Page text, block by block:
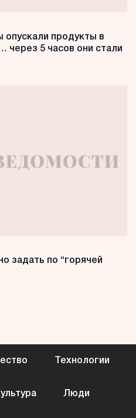
продукты в
через 5 часов они стали
задать по “горячей
Технологии
Люди